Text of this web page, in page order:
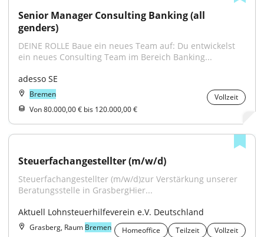
Senior Manager Consulting Banking (all
genders)
DEINE ROLLE Baue ein neues Team auf: Du entwickelst
ein neues Consulting Team im Bereich Banking...
adesso SE
Bremen
Vollzeit
Von 80.000,00 € bis 120.000,00 €
Steuerfachangestellter (m/w/d)
Steuerfachangestellter (m/w/d)zur Verstärkung unserer
Beratungsstelle in GrasbergHier...
Aktuell Lohnsteuerhilfeverein e.V. Deutschland
Grasberg, Raum Bremen Homeoffice Teilzeit
Vollzeit